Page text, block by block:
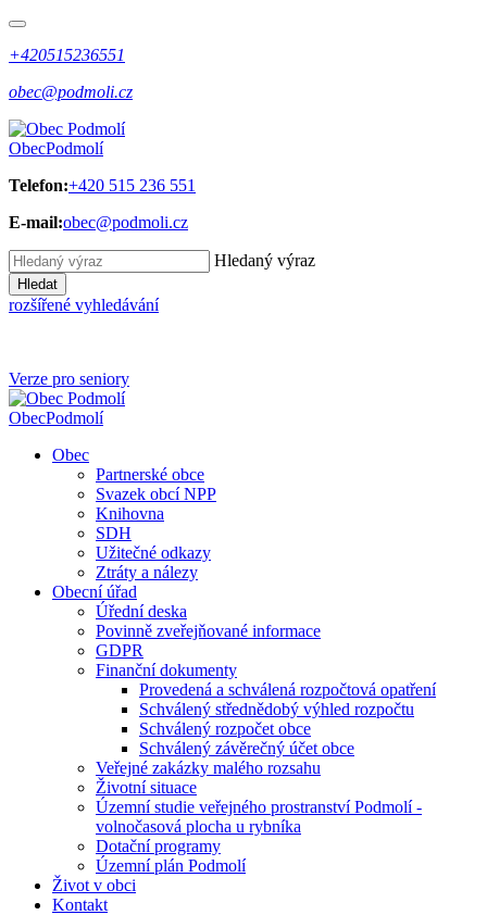
+420515236551
obec@podmoli.cz
ObecPodmolí
Telefon:+420 515 236 551
E-mail:obec@podmoli.cz
Hledaný výraz
Hledat
rozšířené vyhledávání
Verze pro seniory
ObecPodmolí
Obec
Partnerské obce
Svazek obcí NPP
Knihovna
SDH
Užitečné odkazy
Ztráty a nálezy
Obecní úřad
Úřední deska
Povinně zveřejňované informace
GDPR
Finanční dokumenty
Provedená a schválená rozpočtová opatření
Schválený střednědobý výhled rozpočtu
Schválený rozpočet obce
Schválený závěrečný účet obce
Veřejné zakázky malého rozsahu
Životní situace
Územní studie veřejného prostranství Podmolí -
volnočasová plocha u rybníka
Dotační programy
Územní plán Podmolí
Život v obci
Kontakt